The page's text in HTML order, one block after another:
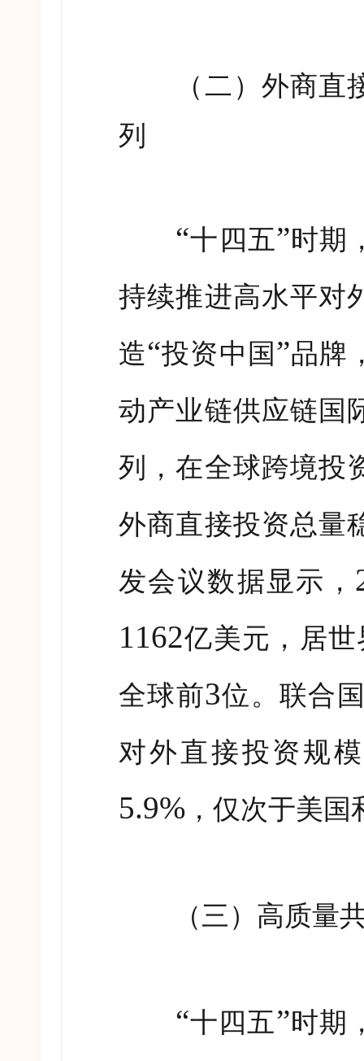
（二）外商直接
列
“十四五”时期
持续推进高水平对
造“投资中国 ”品牌
动产业链供应链国
列，在全球跨境投
外商直接投资总量
发会议数据显示，
1162亿美元，居世
全球前3位。联合
对外直接投资规
5.9% ，仅次于美
（三）高质量
“十四五”时期